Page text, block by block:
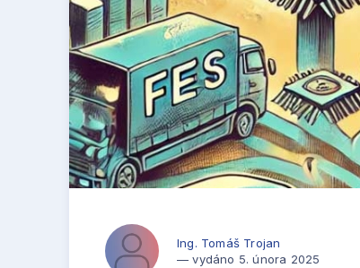
Ing. Tomáš Trojan
— vydáno 5. února 2025